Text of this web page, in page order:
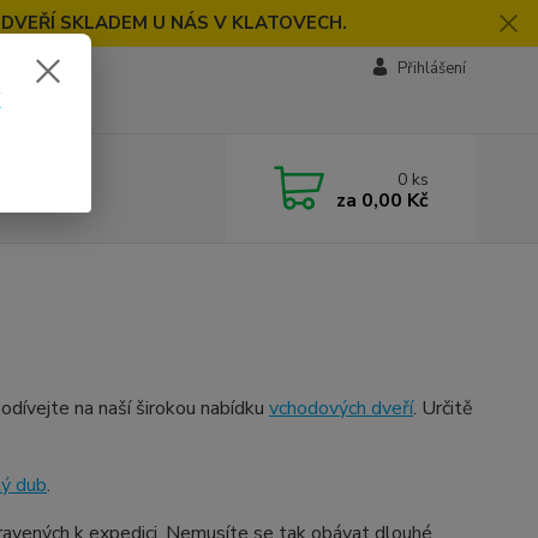
SKLADEM U NÁS V KLATOVECH.
Přihlášení
0 ks
za 0,00 Kč
na naší širokou nabídku vchodových dveří. Určitě
dub.